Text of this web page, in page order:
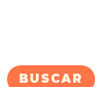
BUSCAR